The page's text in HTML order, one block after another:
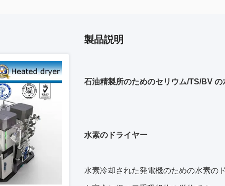
製品説明
石油精製所のためのセリウム/TS/BV
水素のドライヤー
水素冷却された発電機のための水素の